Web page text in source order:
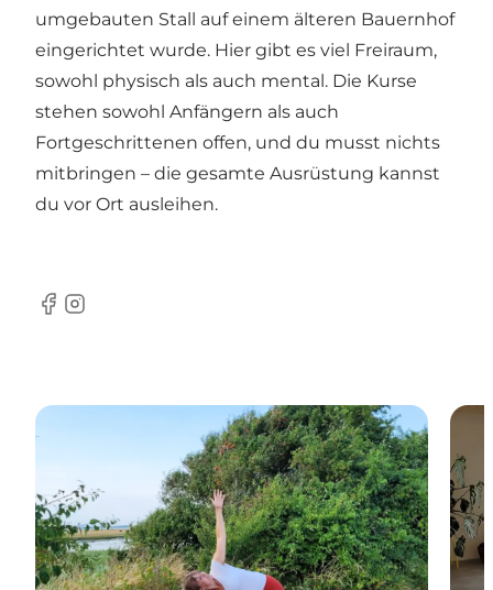
umgebauten Stall auf einem älteren Bauernhof
eingerichtet wurde. Hier gibt es viel Freiraum,
sowohl physisch als auch mental. Die Kurse
stehen sowohl Anfängern als auch
Fortgeschrittenen offen, und du musst nichts
mitbringen – die gesamte Ausrüstung kannst
du vor Ort ausleihen.
Facebook
Instagram